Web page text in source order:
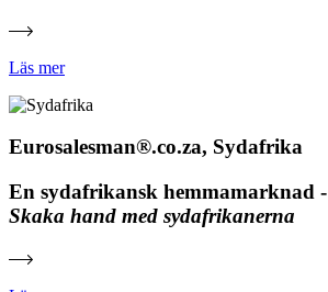
Läs mer
Eurosalesman®.co.za, Sydafrika
En sydafrikansk hemmamarknad -
Skaka hand med sydafrikanerna